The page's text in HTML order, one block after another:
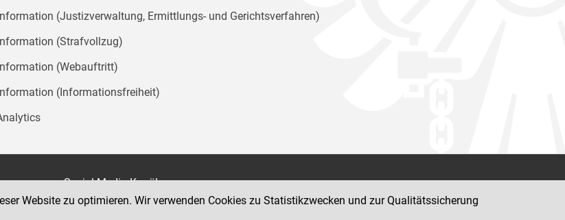
(Justizverwaltung, Ermittlungs- und Gerichtsverfahren)
(Strafvollzug)
(Webauftritt)
(Informationsfreiheit)
Social Media Kanäle
der Justiz und des BMJ
Website zu optimieren. Wir verwenden Cookies zu Statistikzwecken und zur Qualitätssicherung